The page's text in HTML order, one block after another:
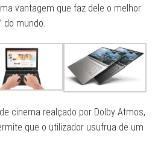
vantagem que faz dele o melhor
do mundo.
cinema realçado por Dolby Atmos,
que o utilizador usufrua de um